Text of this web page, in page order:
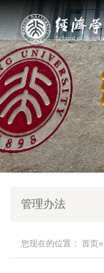
管理办法
您现在的位置： 首页»